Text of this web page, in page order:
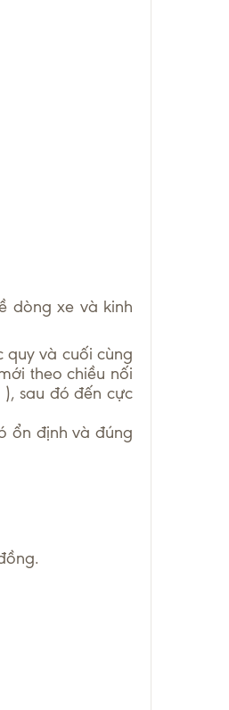
dòng xe và kinh
quy và cuối cùng
theo chiều nối
sau đó đến cực
ổn định và đúng